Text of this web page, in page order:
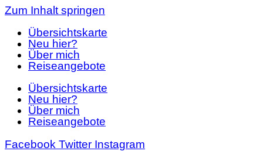
Zum Inhalt springen
Übersichtskarte
Neu hier?
Über mich
Reiseangebote
Übersichtskarte
Neu hier?
Über mich
Reiseangebote
Facebook Twitter Instagram